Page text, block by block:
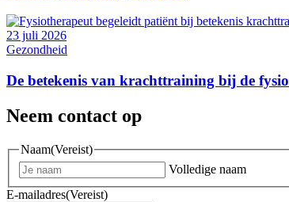
23 juli 2026
Gezondheid
De betekenis van krachttraining bij de fysio
Neem contact op
Naam(Vereist)
Volledige naam
E-mailadres(Vereist)